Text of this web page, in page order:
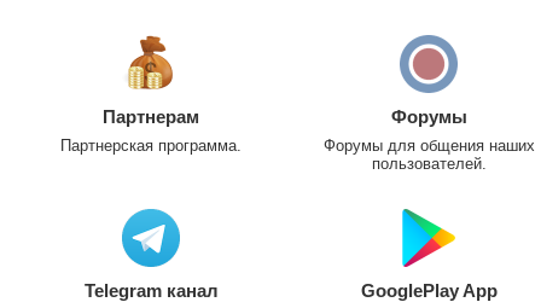
Партнерам
Партнерская программа.
Форумы
Форумы для общения наших
пользователей.
Telegram канал GooglePlay App